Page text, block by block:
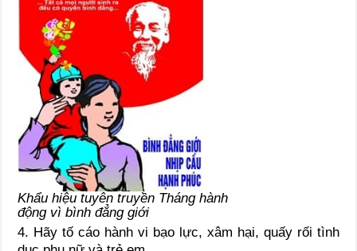
Khẩu hiệu tuyên truyền Tháng hành
động vì bình đẳng giới
4. Hãy tố cáo hành vi bạo lực, xâm hại, quấy rối tình